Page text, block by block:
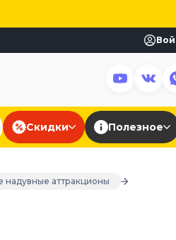
Скидки Полезное
надувные аттракционы